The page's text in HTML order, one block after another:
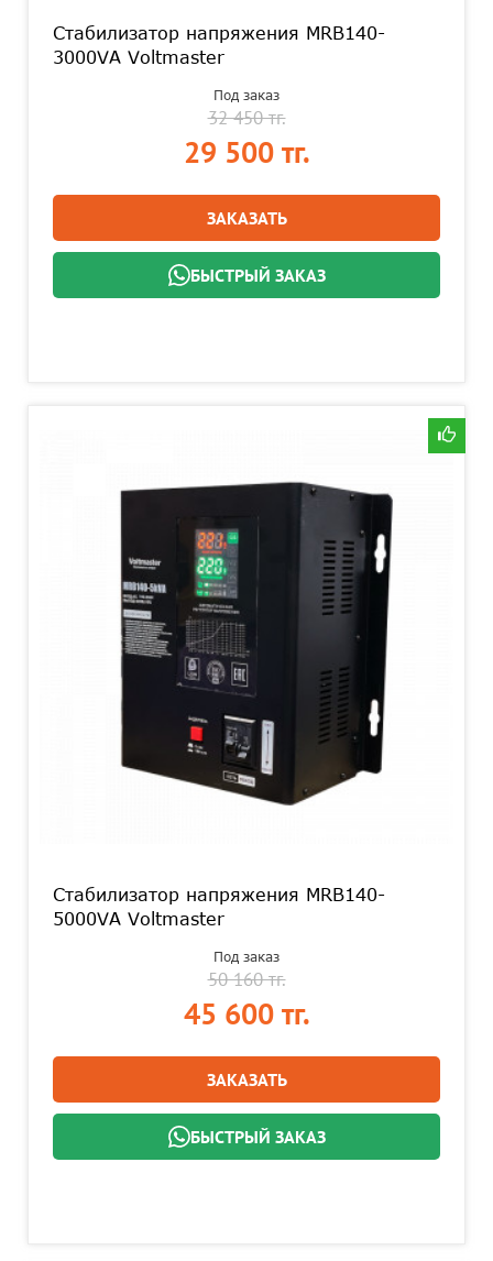
Стабилизатор напряжения MRB140-
3000VA Voltmaster
Под заказ
32 450 тг.
29 500 тг.
ЗАКАЗАТЬ
БЫСТРЫЙ ЗАКАЗ
Стабилизатор напряжения MRB140-
5000VA Voltmaster
Под заказ
50 160 тг.
45 600 тг.
ЗАКАЗАТЬ
БЫСТРЫЙ ЗАКАЗ